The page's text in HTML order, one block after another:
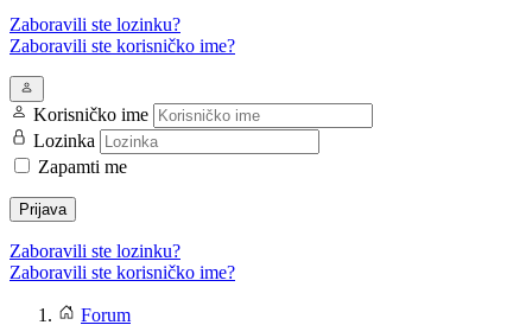
Zaboravili ste lozinku?
Zaboravili ste korisničko ime?
Korisničko ime
Lozinka
Zapamti me
Prijava
Zaboravili ste lozinku?
Zaboravili ste korisničko ime?
Forum